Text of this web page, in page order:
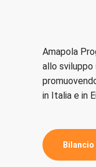
Amapola
allo
in Italia e in
Bilancio